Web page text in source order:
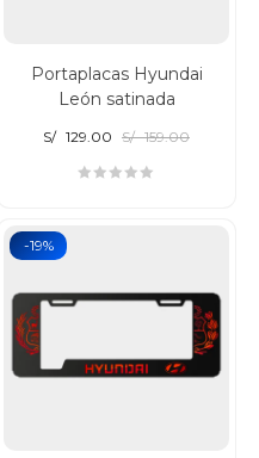
Portaplacas Hyundai
León satinada
S/ 159.00
S/ 129.00
-19%